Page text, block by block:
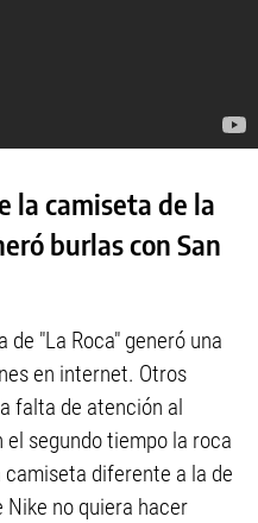
la camiseta de la
burlas con San
"La Roca" generó una
en internet. Otros
falta de atención al
el segundo tiempo la roca
diferente a la de
Nike no quiera hacer